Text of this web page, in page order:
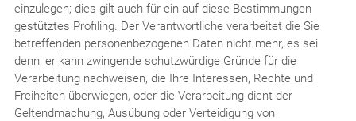
einzulegen; dies gilt auch für ein auf diese Bestimmungen
gestütztes Profiling. Der Verantwortliche verarbeitet die Sie
betreffenden personenbezogenen Daten nicht mehr, es sei
denn, er kann zwingende schutzwürdige Gründe für die
Verarbeitung nachweisen, die Ihre Interessen, Rechte und
Freiheiten überwiegen, oder die Verarbeitung dient der
Geltendmachung, Ausübung oder Verteidigung von